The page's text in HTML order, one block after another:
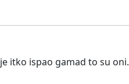
itko ispao gamad to su oni.